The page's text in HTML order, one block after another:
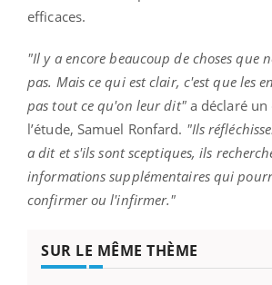
efficaces.
"Il y a encore beaucoup de choses que
pas. Mais ce qui est clair, c'est que les
pas tout ce qu'on leur dit" a déclaré
l’étude, Samuel Ronfard. "Ils
a dit et s'ils sont sceptiques, ils
informations supplémentaires qui
confirmer ou l'infirmer."
SUR LE MÊME THÈME